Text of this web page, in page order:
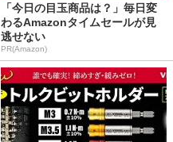
「今日の目玉商品は？」毎日変
わるAmazonタイムセールが見
逃せない
PR(Amazon)